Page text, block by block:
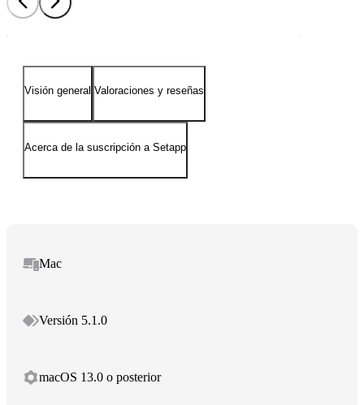
Visión general Valoraciones y reseñas
Acerca de la suscripción a Setapp
Mac
Versión 5.1.0
macOS 13.0 o posterior